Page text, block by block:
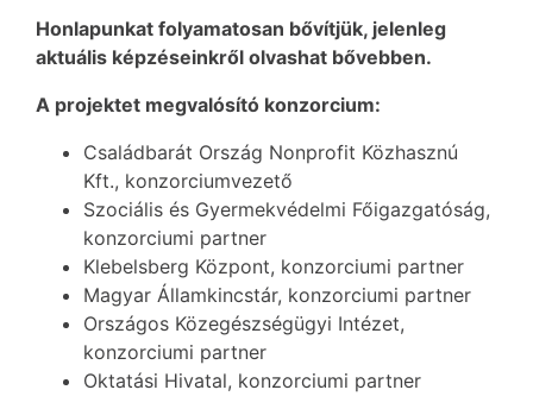
Honlapunkat folyamatosan bővítjük, jelenleg
aktuális képzéseinkről olvashat bővebben.
A projektet megvalósító konzorcium:
Családbarát Ország Nonprofit Közhasznú
Kft., konzorciumvezető
Szociális és Gyermekvédelmi Főigazgatóság,
konzorciumi partner
Klebelsberg Központ, konzorciumi partner
Magyar Államkincstár, konzorciumi partner
Országos Közegészségügyi Intézet,
konzorciumi partner
Oktatási Hivatal, konzorciumi partner